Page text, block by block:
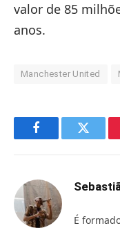
valor de 85
anos.
Manchester United
FacebookTwitter
É